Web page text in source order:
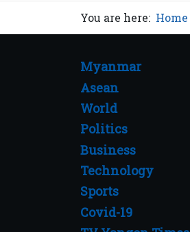
You are here: Home
Myanmar
Asean
World
Politics
Business
Technology
Sports
Covid-19